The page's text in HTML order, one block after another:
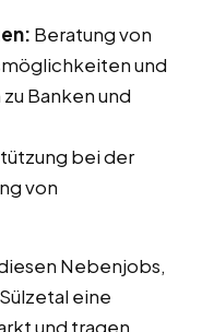
Beratung von
und
Banken und
bei der
von
Nebenjobs,
eine
und tragen